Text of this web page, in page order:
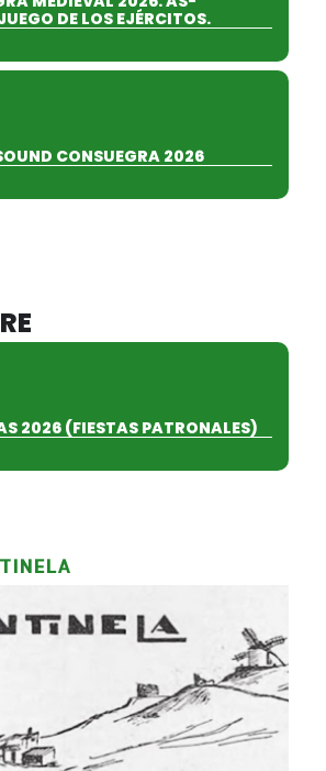
DE LOS EJÉRCITOS.
CONSUEGRA 2026
2026 (FIESTAS PATRONALES)